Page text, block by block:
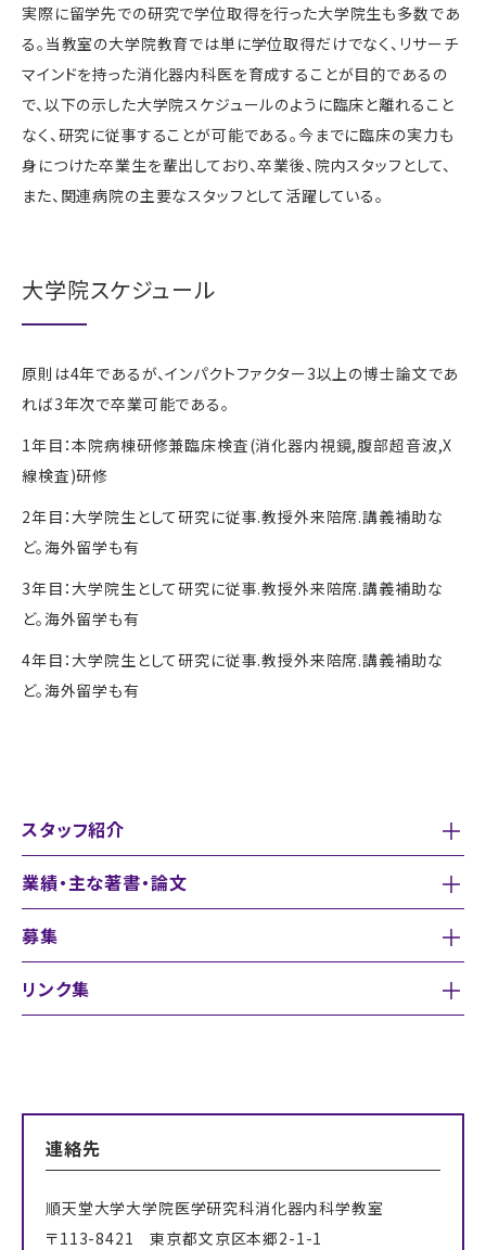
実際に留学先での研究で学位取得を行った大学院生も多数であ
る。当教室の大学院教育では単に学位取得だけでなく、リサーチ
マインドを持った消化器内科医を育成することが目的であるの
で、以下の示した大学院スケジュールのように臨床と離れること
なく、研究に従事することが可能である。今までに臨床の実力も
身につけた卒業生を輩出しており、卒業後、院内スタッフとして、
また、関連病院の主要なスタッフとして活躍している。
大学院スケジュール
原則は4年であるが、インパクトファクター3以上の博士論文であ
れば3年次で卒業可能である。
1年目：本院病棟研修兼臨床検査(消化器内視鏡,腹部超音波,X
線検査)研修
2年目：大学院生として研究に従事.教授外来陪席.講義補助な
ど。海外留学も有
3年目：大学院生として研究に従事.教授外来陪席.講義補助な
ど。海外留学も有
4年目：大学院生として研究に従事.教授外来陪席.講義補助な
ど。海外留学も有
スタッフ紹介
業績・主な著書・論文
募集
リンク集
連絡先
順天堂大学大学院医学研究科消化器内科学教室
〒113-8421 東京都文京区本郷2-1-1